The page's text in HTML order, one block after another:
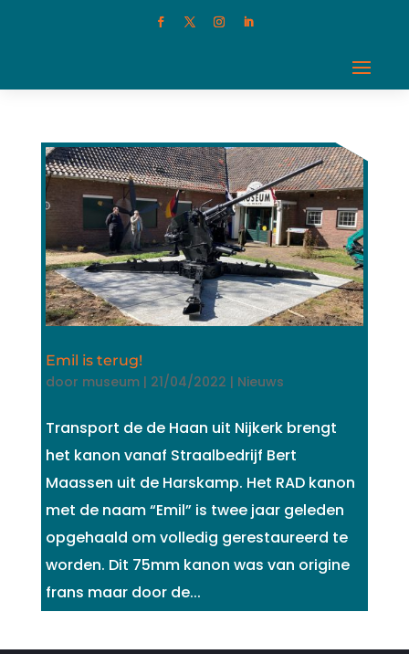
Emil is terug!
door museum| 21/04/2022 | Nieuws
Transport de de Haan uit Nijkerk brengt
het kanon vanaf Straalbedrijf Bert
Maassen uit de Harskamp. Het RAD kanon
met de naam “Emil” is twee jaar geleden
opgehaald om volledig gerestaureerd te
worden. Dit 75mm kanon was van origine
frans maar door de...